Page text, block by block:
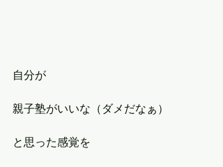
自分が
親子塾がいいな（ダメだなぁ）
と思った感覚を